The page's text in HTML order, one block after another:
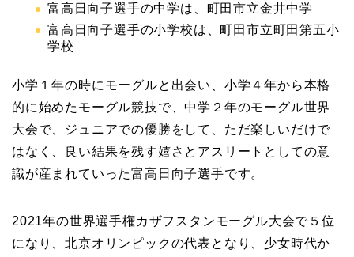
富高日向子選手の中学は、町田市立金井中学
富高日向子選手の小学校は、町田市立町田第五小
学校
小学１年の時にモーグルと出会い、小学４年から本格
的に始めたモーグル競技で、中学２年のモーグル世界
大会で、ジュニアでの優勝をして、ただ楽しいだけで
はなく、良い結果を残す嬉さとアスリートとしての意
識が産まれていった富高日向子選手です。
2021年の世界選手権カザフスタンモーグル大会で５位
になり、北京オリンピックの代表となり、少女時代か